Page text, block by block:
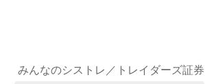
みんなのシストレ／トレイダーズ証券